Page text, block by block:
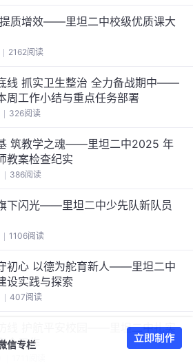
质增效——里坦二中校级优质课大
2162阅读
线 抓实卫生整治 全力备战期中——
周工作小结与重点任务部署
326阅读
筑教学之魂——里坦二中2025 年
教案检查纪实
386阅读
下闪光——里坦二中少先队新队员
1106阅读
初心 以德为舵育新人——里坦二中
设实践与探索
407阅读
线 护航平安校园——里坦二中扎实
全工作
信专栏